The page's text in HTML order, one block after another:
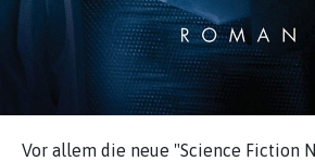
Vor allem die neue "Science Fiction